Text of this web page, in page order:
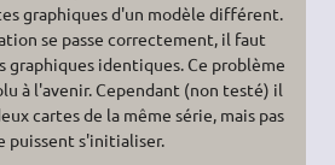
graphiques d'un modèle différent.
se passe correctement, il faut
graphiques identiques. Ce problème
à l'avenir. Cependant (non testé) il
cartes de la même série, mais pas
puissent s'initialiser.